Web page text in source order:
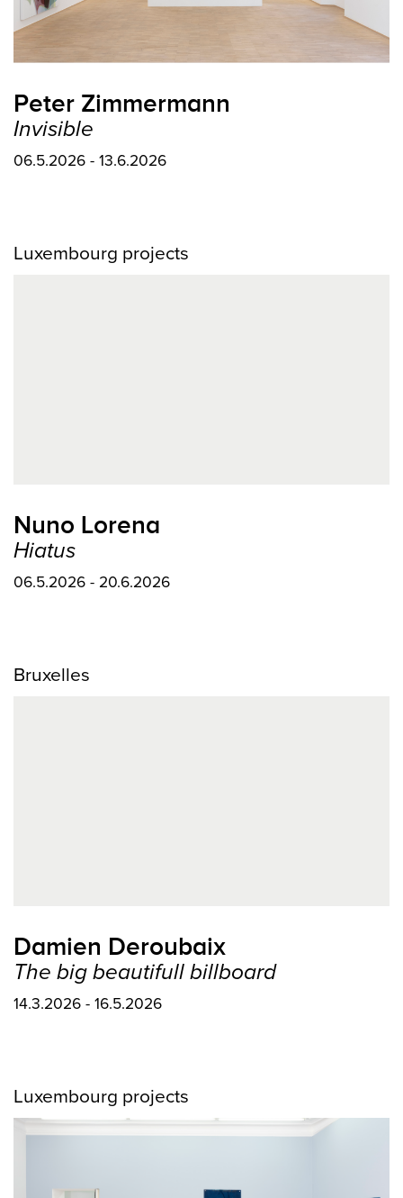
Peter Zimmermann
Invisible
06.5.2026 - 13.6.2026
Luxembourg projects
Nuno Lorena
Hiatus
06.5.2026 - 20.6.2026
Bruxelles
Damien Deroubaix
The big beautifull billboard
14.3.2026 - 16.5.2026
Luxembourg projects